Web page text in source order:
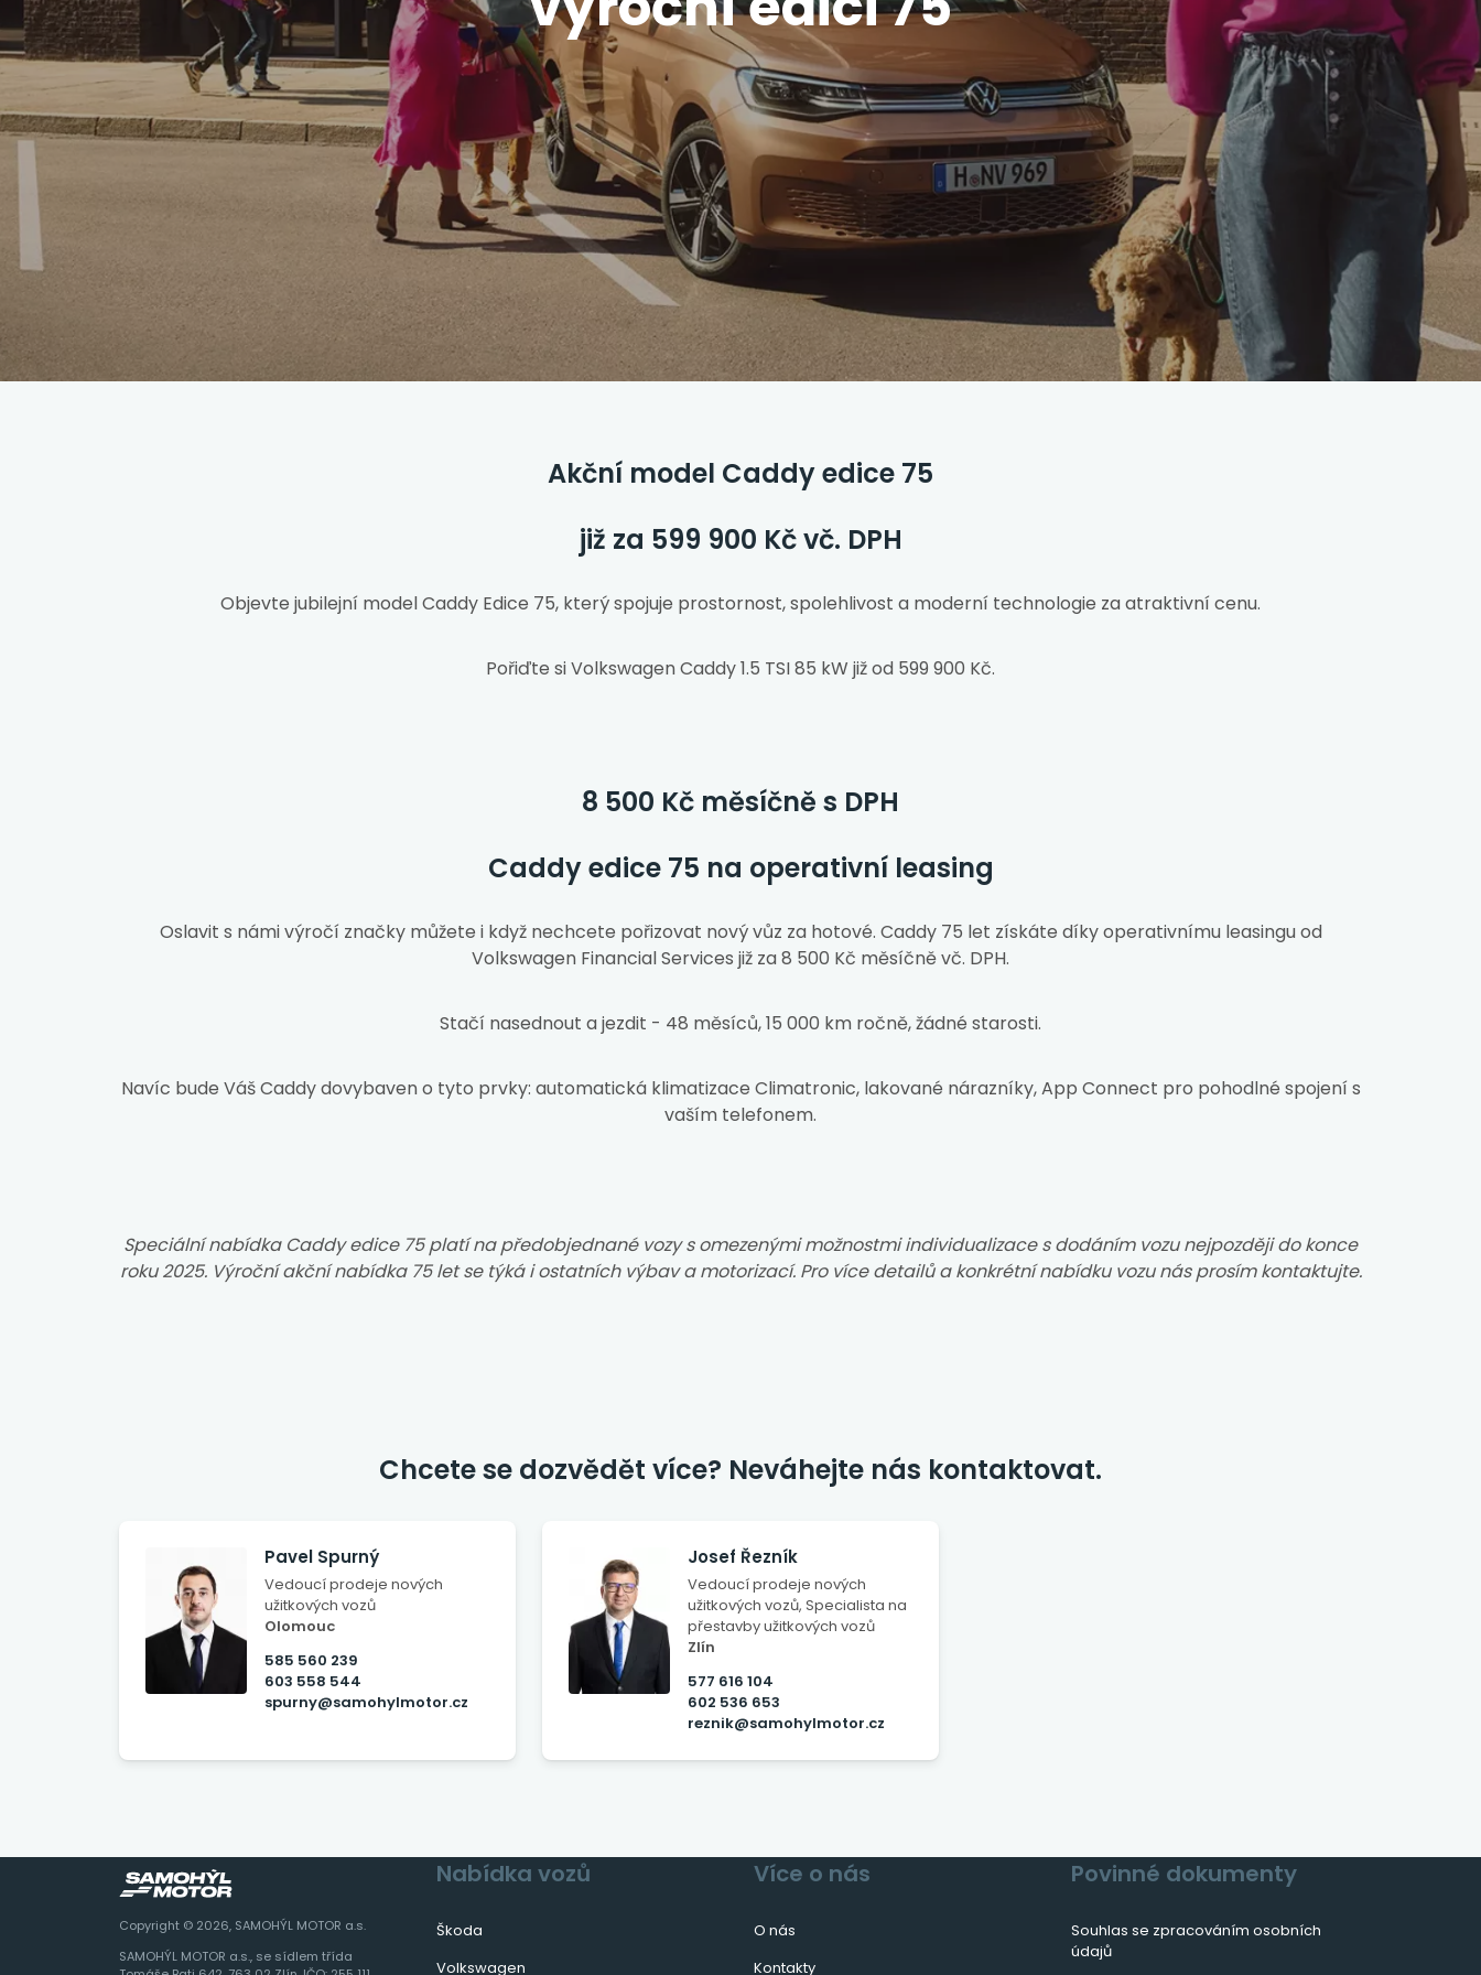
Akční model Caddy edice 75
již za 599 900 Kč vč. DPH
Objevte jubilejní model Caddy Edice 75, který spojuje prostornost, spolehlivost a moderní technologie za atraktivní cenu.
Pořiďte si Volkswagen Caddy 1.5 TSI 85 kW již od 599 900 Kč.
8 500 Kč měsíčně s DPH
Caddy edice 75 na operativní leasing
Oslavit s námi výročí značky můžete i když nechcete pořizovat nový vůz za hotové. Caddy 75 let získáte díky operativnímu leasingu od
Volkswagen Financial Services již za 8 500 Kč měsíčně vč. DPH.
Stačí nasednout a jezdit - 48 měsíců, 15 000 km ročně, žádné starosti.
Navíc bude Váš Caddy dovybaven o tyto prvky: automatická klimatizace Climatronic, lakované nárazníky, App Connect pro pohodlné spojení s
vaším telefonem.
Speciální nabídka Caddy edice 75 platí na předobjednané vozy s omezenými možnostmi individualizace s dodáním vozu nejpozději do konce
roku 2025. Výroční akční nabídka 75 let se týká i ostatních výbav a motorizací. Pro více detailů a konkrétní nabídku vozu nás prosím kontaktujte.
Chcete se dozvědět více? Neváhejte nás kontaktovat.
Pavel Spurný
Vedoucí prodeje nových
užitkových vozů
Olomouc
585 560 239
603 558 544
spurny@samohylmotor.cz
Josef Řezník
Vedoucí prodeje nových
užitkových vozů, Specialista na
přestavby užitkových vozů
Zlín
577 616 104
602 536 653
reznik@samohylmotor.cz
Copyright © 2026, SAMOHÝL MOTOR a.s.
SAMOHÝL MOTOR a.s., se sídlem třída
Nabídka vozů
Škoda
Volkswagen
Více o nás
O nás
Kontakty
Povinné dokumenty
Souhlas se zpracováním osobních
údajů